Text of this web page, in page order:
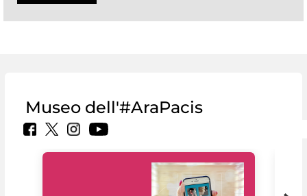
Museo dell'#AraPacis